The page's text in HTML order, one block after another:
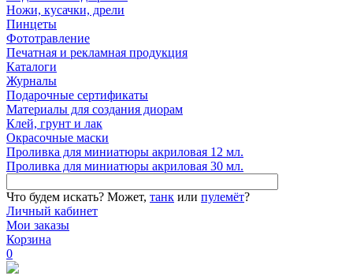
Ножи, кусачки, дрели
Пинцеты
Фототравление
Печатная и рекламная продукция
Каталоги
Журналы
Подарочные сертификаты
Материалы для создания диорам
Клей, грунт и лак
Окрасочные маски
Проливка для миниатюры акриловая 12 мл.
Проливка для миниатюры акриловая 30 мл.
Что будем искать? Может, танк или пулемёт?
Личный кабинет
Мои заказы
Корзина
0